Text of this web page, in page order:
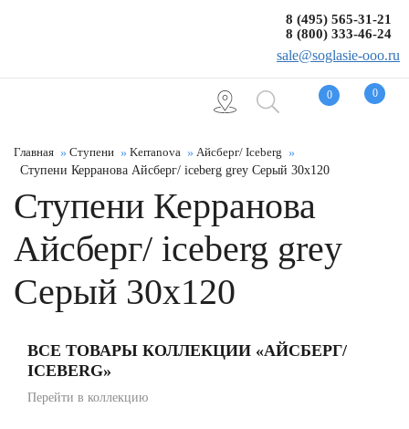
0 0
8 (495) 565-31-21
8 (800) 333-46-24
sale@soglasie-ooo.ru
Главная Ступени Kerranova
Айсберг/ Iceberg
Ступени Керранова Айсберг/ iceberg grey Серый 30x120
Ступени Керранова
Айсберг/ iceberg grey
Серый 30x120
ВСЕ ТОВАРЫ КОЛЛЕКЦИИ «АЙСБЕРГ/
ICEBERG»
Перейти в коллекцию